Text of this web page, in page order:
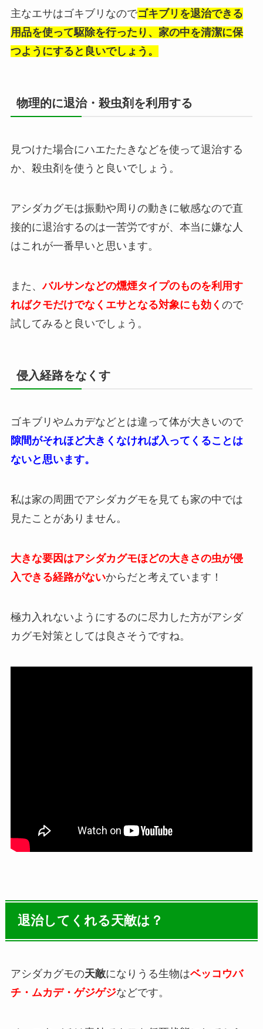
主なエサはゴキブリなのでゴキブリを退治できる
用品を使って駆除を行ったり、家の中を清潔に保
つようにすると良いでしょう。
物理的に退治・殺虫剤を利用する
見つけた場合にハエたたきなどを使って退治する
か、殺虫剤を使うと良いでしょう。
アシダカグモは振動や周りの動きに敏感なので直
接的に退治するのは一苦労ですが、本当に嫌な人
はこれが一番早いと思います。
また、バルサンなどの燻煙タイプのものを利用す
ればクモだけでなくエサとなる対象にも効く ので
試してみると良いでしょう。
侵入経路をなくす
ゴキブリやムカデなどとは違って体が大きいので
隙間がそれほど大きくなければ入ってくることは
ないと思います。
私は家の周囲でアシダカグモを見ても家の中では
見たことがありません。
大きな要因はアシダカグモほどの大きさの虫が侵
入できる経路がないからだと考えています！
極力入れないようにするのに尽力した方がアシダ
カグモ対策としては良さそうですね。
退治してくれる天敵は？
アシダカグモの天敵になりうる生物はベッコウバ
チ・ムカデ・ゲジゲジなどです。